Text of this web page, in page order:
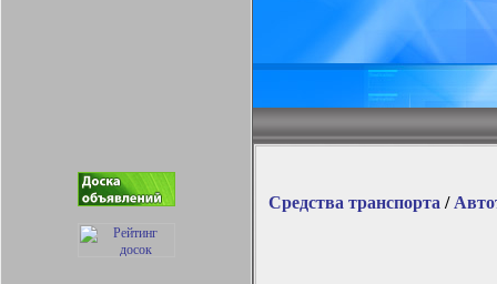
Средства транспорта /